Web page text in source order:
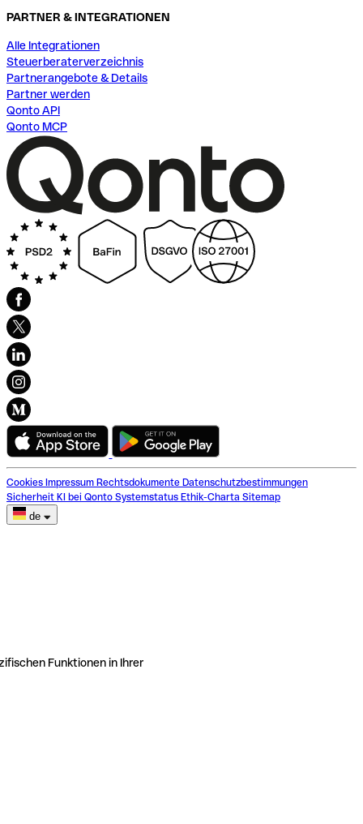
PARTNER & INTEGRATIONEN
Alle Integrationen
Steuerberaterverzeichnis
Partnerangebote & Details
Partner werden
Qonto API
Qonto MCP
Cookies Impressum Rechtsdokumente Datenschutzbestimmungen
Sicherheit KI bei Qonto Systemstatus Ethik-Charta Sitemap
de
Funktionen in Ihrer